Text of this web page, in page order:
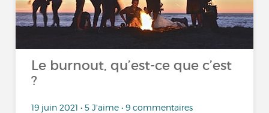
Le burnout, qu’est-ce que c’est
?
19 juin 2021 • 5 J'aime • 9 commentaires